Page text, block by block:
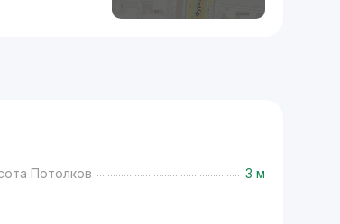
Потолков 3 м